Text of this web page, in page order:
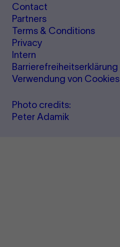
Contact
Partners
Terms & Conditions
Privacy
Intern
Barrierefreiheitserklärung
Verwendung von Cookies
Photo credits:
Peter Adamik